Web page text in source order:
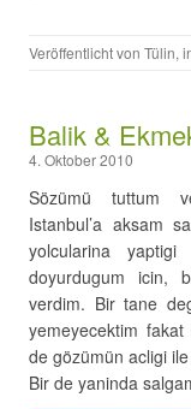
Veröffentlicht von Tülin,
Balik &
4. Oktober 2010
Sözümü tuttum
Istanbul’a aksam
yolcularina
doyurdugum icin,
verdim. Bir tane
yemeyecektim
de gözümün acligi
Bir de yaninda